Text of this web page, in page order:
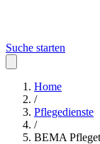
Suche starten
Home
/
Pflegedienste
/
BEMA